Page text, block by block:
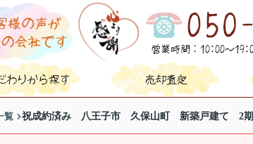
覧 祝成約済み 八王子市 久保山町 新築戸建て 2期